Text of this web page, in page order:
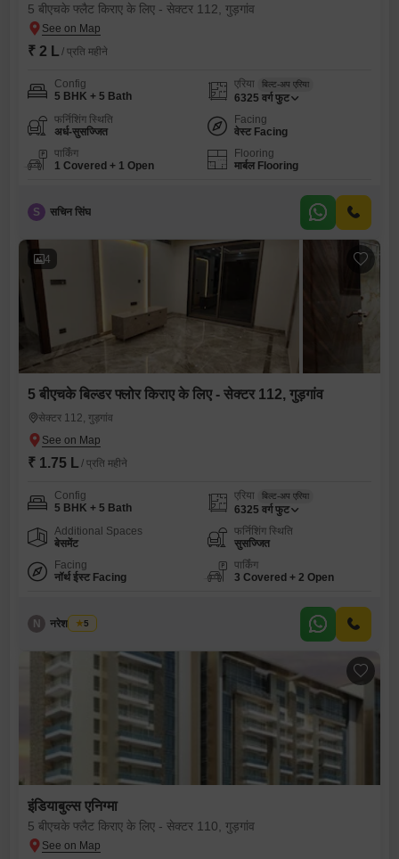
5 बीएचके फ्लैट किराए के लिए - सेक्टर 112, गुड़गांव
₹ 2 L / प्रति महीने
Config
5 BHK + 5 Bath
एरिया बिल्ट-अप एरिया
6325 वर्ग फुट
फर्निशिंग स्थिति
अर्ध-सुसज्जित
Facing
वेस्ट Facing
पार्किंग
1 Covered + 1 Open
Flooring
मार्बल Flooring
S सचिन सिंघ
4
5 बीएचके बिल्डर फ्लोर किराए के लिए - सेक्टर 112, गुड़गांव
सेक्टर 112, गुड़गांव
₹ 1.75 L / प्रति महीने
Config
5 BHK + 5 Bath
एरिया बिल्ट-अप एरिया
6325 वर्ग फुट
Additional Spaces
बेसमेंट
फर्निशिंग स्थिति
सुसज्जित
Facing
नॉर्थ ईस्ट Facing
पार्किंग
3 Covered + 2 Open
N नरेश देवरानी
5
इंडियाबुल्स एनिग्मा
5 बीएचके फ्लैट किराए के लिए - सेक्टर 110, गुड़गांव